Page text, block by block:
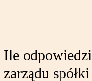
Ile
zarządu spółki